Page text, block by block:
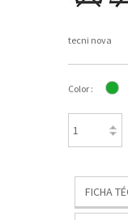
tecni nova
Color :
FICHA